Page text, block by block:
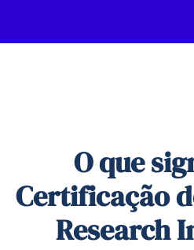
O que
Certificação
Research